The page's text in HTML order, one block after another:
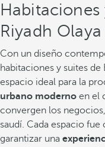
Habitaciones
Riyadh Olaya
Con un diseño
habitaciones y suites
espacio ideal para la
urbano moderno en el
convergen los
saudí. Cada espacio
garantizar una